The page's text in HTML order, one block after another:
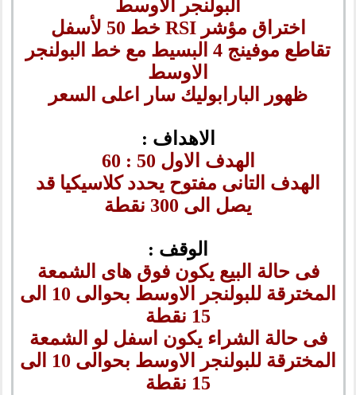
البولنجر الأوسط
اختراق مؤشر RSI خط 50 لأسفل
تقاطع موفينج 4 البسيط مع خط البولنجر
الاوسط
ظهور البارابوليك سار اعلى السعر
الاهداف :
الهدف الاول 50 : 60
الهدف التانى مفتوح يحدد كلاسيكيا قد
يصل الى 300 نقطة
الوقف :
فى حالة البيع يكون فوق هاى الشمعة
المخترقة للبولنجر الاوسط بحوالى 10 الى
15 نقطة
فى حالة الشراء يكون اسفل لو الشمعة
المخترقة للبولنجر الاوسط بحوالى 10 الى
15 نقطة